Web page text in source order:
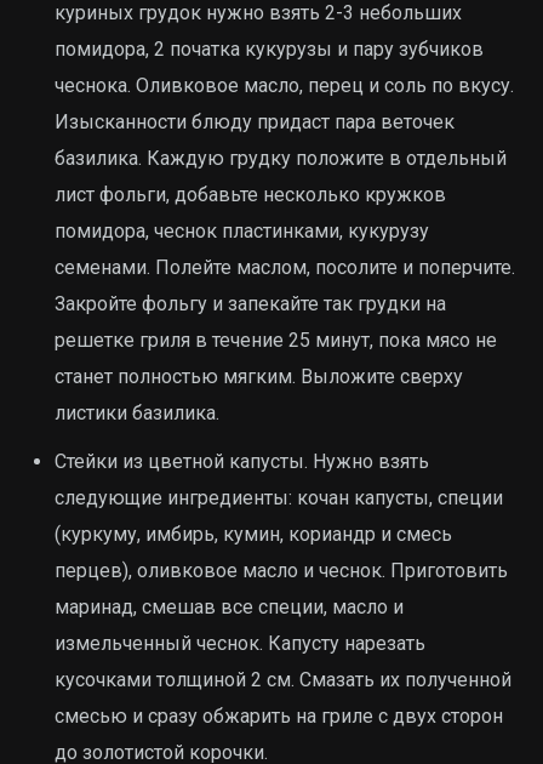
куриных грудок нужно взять 2-3 небольших
помидора, 2 початка кукурузы и пару зубчиков
чеснока. Оливковое масло, перец и соль по вкусу.
Изысканности блюду придаст пара веточек
базилика. Каждую грудку положите в отдельный
лист фольги, добавьте несколько кружков
помидора, чеснок пластинками, кукурузу
семенами. Полейте маслом, посолите и поперчите.
Закройте фольгу и запекайте так грудки на
решетке гриля в течение 25 минут, пока мясо не
станет полностью мягким. Выложите сверху
листики базилика.
Стейки из цветной капусты. Нужно взять
следующие ингредиенты: кочан капусты, специи
(куркуму, имбирь, кумин, кориандр и смесь
перцев), оливковое масло и чеснок. Приготовить
маринад, смешав все специи, масло и
измельченный чеснок. Капусту нарезать
кусочками толщиной 2 см. Смазать их полученной
смесью и сразу обжарить на гриле с двух сторон
до золотистой корочки.